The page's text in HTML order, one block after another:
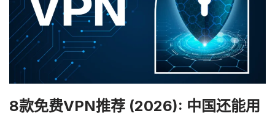
8款免费VPN推荐 (2026): 中国还能用